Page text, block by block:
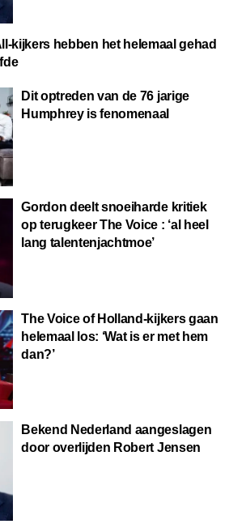
kijkers hebben het helemaal gehad
Dit optreden van de 76 jarige
Humphrey is fenomenaal
Gordon deelt snoeiharde kritiek
op terugkeer The Voice : ‘al heel
lang talentenjachtmoe’
The Voice of Holland-kijkers gaan
helemaal los: ‘Wat is er met hem
dan?’
Bekend Nederland aangeslagen
door overlijden Robert Jensen